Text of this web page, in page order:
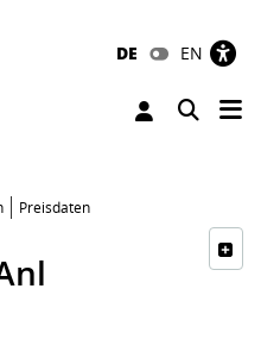
DE EN
Toggle
Preisdaten